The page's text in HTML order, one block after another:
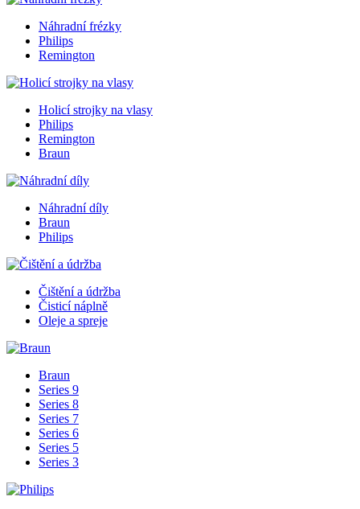
Náhradní frézky
Philips
Remington
Holicí strojky na vlasy
Philips
Remington
Braun
Náhradní díly
Braun
Philips
Čištění a údržba
Čisticí náplně
Oleje a spreje
Braun
Series 9
Series 8
Series 7
Series 6
Series 5
Series 3